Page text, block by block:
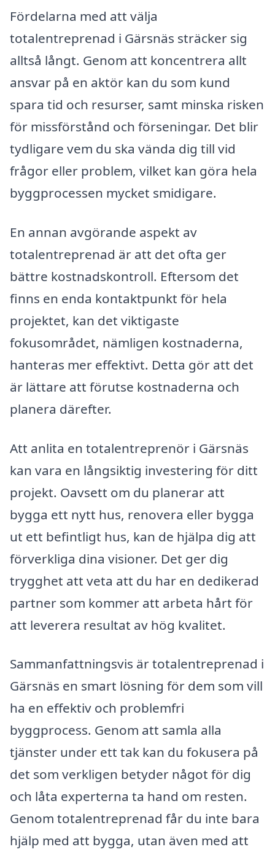
Fördelarna med att välja
totalentreprenad i Gärsnäs sträcker sig
alltså långt. Genom att koncentrera allt
ansvar på en aktör kan du som kund
spara tid och resurser, samt minska risken
för missförstånd och förseningar. Det blir
tydligare vem du ska vända dig till vid
frågor eller problem, vilket kan göra hela
byggprocessen mycket smidigare.
En annan avgörande aspekt av
totalentreprenad är att det ofta ger
bättre kostnadskontroll. Eftersom det
finns en enda kontaktpunkt för hela
projektet, kan det viktigaste
fokusområdet, nämligen kostnaderna,
hanteras mer effektivt. Detta gör att det
är lättare att förutse kostnaderna och
planera därefter.
Att anlita en totalentreprenör i Gärsnäs
kan vara en långsiktig investering för ditt
projekt. Oavsett om du planerar att
bygga ett nytt hus, renovera eller bygga
ut ett befintligt hus, kan de hjälpa dig att
förverkliga dina visioner. Det ger dig
trygghet att veta att du har en dedikerad
partner som kommer att arbeta hårt för
att leverera resultat av hög kvalitet.
Sammanfattningsvis är totalentreprenad i
Gärsnäs en smart lösning för dem som vill
ha en effektiv och problemfri
byggprocess. Genom att samla alla
tjänster under ett tak kan du fokusera på
det som verkligen betyder något för dig
och låta experterna ta hand om resten.
Genom totalentreprenad får du inte bara
hjälp med att bygga, utan även med att